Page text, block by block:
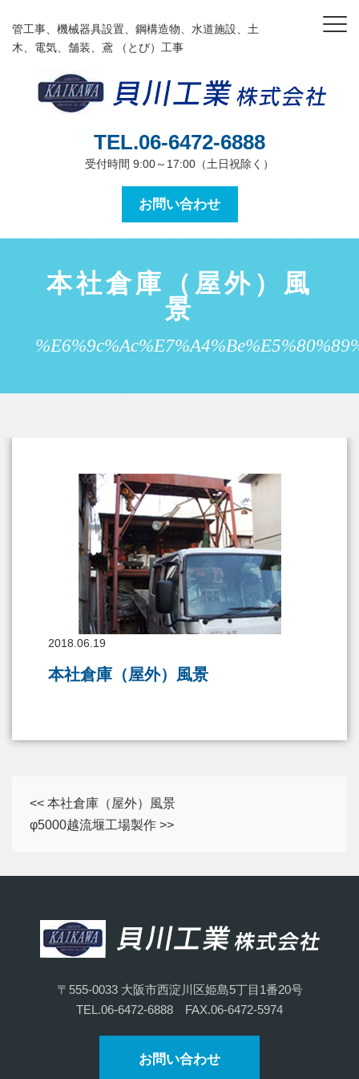
管工事、機械器具設置、鋼構造物、水道施設、土
木、電気、舗装、鳶 （とび）工事
TEL.06-6472-6888
受付時間 9:00～17:00（土日祝除く）
お問い合わせ
本社倉庫（屋外）風
景
2018.06.19
本社倉庫（屋外）風景
<< 本社倉庫（屋外）風景
φ5000越流堰工場製作 >>
〒555-0033 大阪市西淀川区姫島5丁目1番20号
TEL.06-6472-6888 FAX.06-6472-5974
お問い合わせ